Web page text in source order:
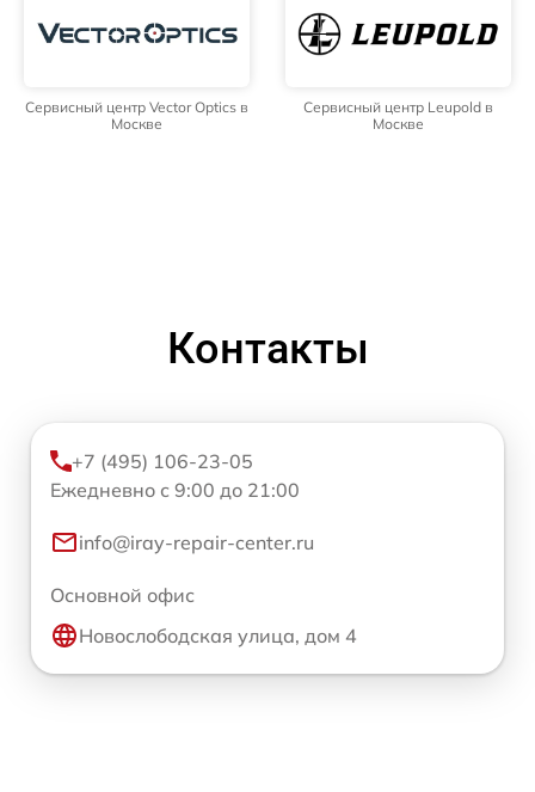
Сервисный центр Vector Optics в
Москве
Сервисный центр Leupold в
Москве
Контакты
+7 (495) 106-23-05
Ежедневно с 9:00 до 21:00
info@iray-repair-center.ru
Основной офис
Новослободская улица, дом 4